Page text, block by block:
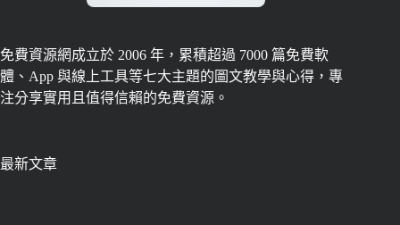
免費資源網成立於 2006 年，累積超過 7000 篇免費軟
體、App 與線上工具等七大主題的圖文教學與心得，專
注分享實用且值得信賴的免費資源。
最新文章